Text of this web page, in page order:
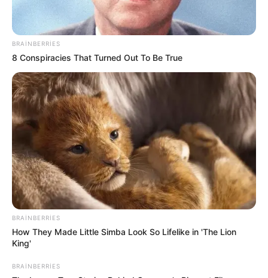
14:27 / 06 Avqust 2026
Prezidentdən AZAL-la bağlı FƏRMAN
53 0
BRAINBERRIES
8 Conspiracies That Turned Out To Be True
BRAINBERRIES
How They Made Little Simba Look So Lifelike in 'The Lion
King'
BRAINBERRIES